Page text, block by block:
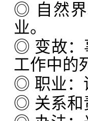
◎ 自然界
业。
◎ 变故：
工作中的
◎ 职业：
◎ 关系和